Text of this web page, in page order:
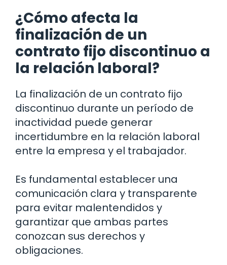
¿Cómo afecta la
finalización de un
contrato fijo discontinuo a
la relación laboral?
La finalización de un contrato fijo
discontinuo durante un período de
inactividad puede generar
incertidumbre en la relación laboral
entre la empresa y el trabajador.
Es fundamental establecer una
comunicación clara y transparente
para evitar malentendidos y
garantizar que ambas partes
conozcan sus derechos y
obligaciones.